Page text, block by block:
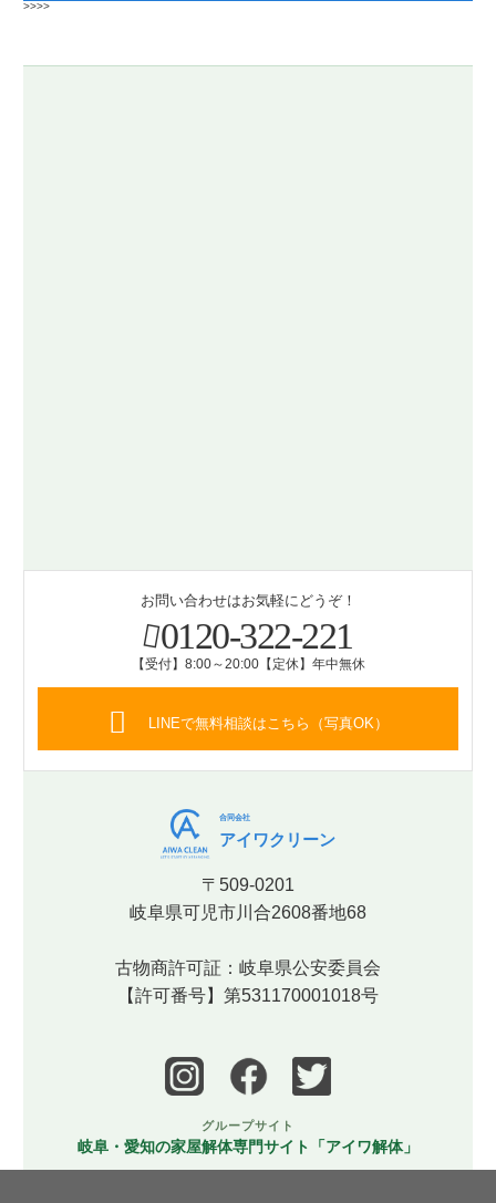
>>>>
お問い合わせはお気軽にどうぞ！
0120-322-221
【受付】8:00～20:00【定休】年中無休
LINEで無料相談はこちら（写真OK）
合同会社
アイワクリーン
〒509-0201
岐阜県可児市川合2608番地68
古物商許可証：岐阜県公安委員会
【許可番号】第531170001018号
グループサイト
岐阜・愛知の家屋解体専門サイト「アイワ解体」